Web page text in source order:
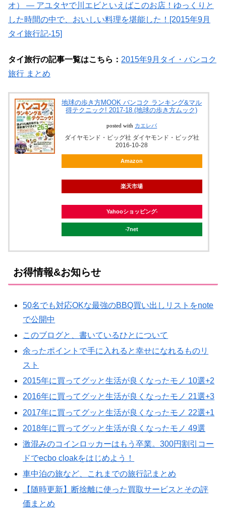
オ） ― アユタヤで川エビといえばこのお店！ゆっくりと
した時間の中で、おいしい料理を堪能した！[2015年9月
タイ旅行記-15]
タイ旅行の記事一覧はこちら： 2015年9月タイ・バンコク
旅行 まとめ
地球の歩き方MOOK バンコク ランキング&マル
得テクニック! 2017-18 (地球の歩き方ムック)
posted with カエレバ
ダイヤモンド・ビッグ社 ダイヤモンド・ビッグ社
2016-10-28
Amazon
楽天市場
Yahooショッピング
7net
お得情報&お知らせ
50名でも対応OKな最強のBBQ買い出しリストをnote
で公開中
このブログと、書いているひとについて
余ったポイントで手に入れると幸せになれるものリ
スト
2015年に買ってグッと生活が良くなったモノ 10選+2
2016年に買ってグッと生活が良くなったモノ 21選+3
2017年に買ってグッと生活が良くなったモノ 22選+1
2018年に買ってグッと生活が良くなったモノ 49選
激混みのコインロッカーはもう卒業。300円割引コー
ドでecbo cloakをはじめよう！
車中泊の旅など、これまでの旅行記まとめ
【随時更新】断捨離に使った買取サービスとその評
価まとめ